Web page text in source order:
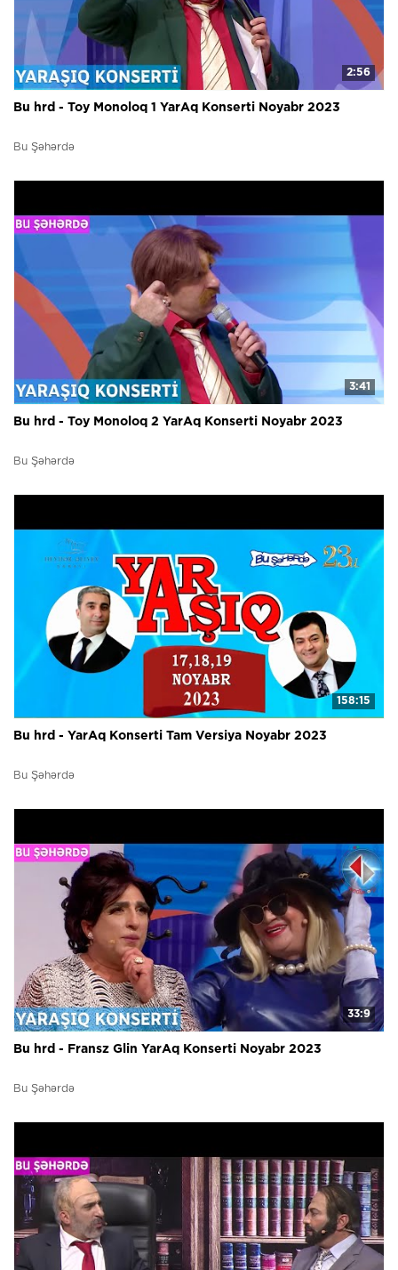
2:56
Bu hrd - Toy Monoloq 1 YarAq Konserti Noyabr 2023
Bu Şəhərdə
3:41
Bu hrd - Toy Monoloq 2 YarAq Konserti Noyabr 2023
Bu Şəhərdə
158:15
Bu hrd - YarAq Konserti Tam Versiya Noyabr 2023
Bu Şəhərdə
33:9
Bu hrd - Fransz Glin YarAq Konserti Noyabr 2023
Bu Şəhərdə